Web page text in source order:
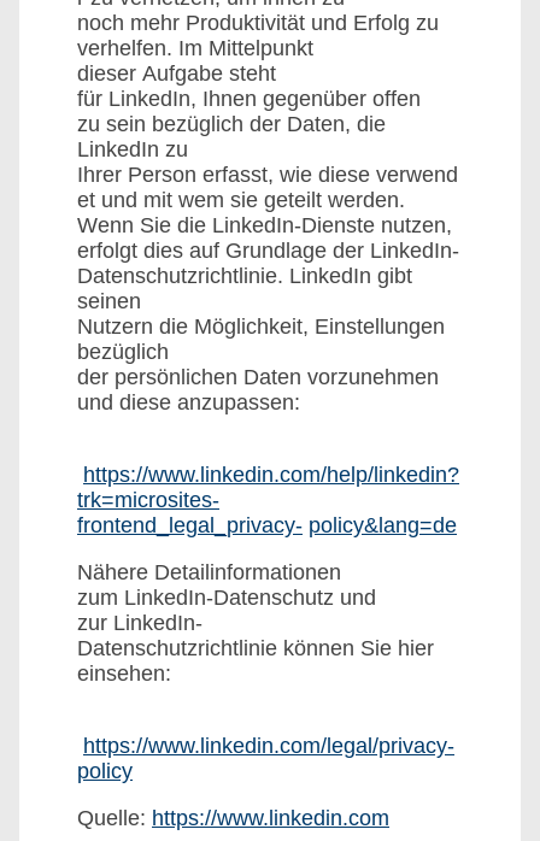
noch mehr Produktivität und Erfolg zu
verhelfen. Im Mittelpunkt
dieser Aufgabe steht
für LinkedIn, Ihnen gegenüber offen
zu sein bezüglich der Daten, die
LinkedIn zu
Ihrer Person erfasst, wie diese verwend
et und mit wem sie geteilt werden.
Wenn Sie die LinkedIn-Dienste nutzen,
erfolgt dies auf Grundlage der LinkedIn-
Datenschutzrichtlinie. LinkedIn gibt
seinen
Nutzern die Möglichkeit, Einstellungen
bezüglich
der persönlichen Daten vorzunehmen
und diese anzupassen:
https://www.linkedin.com/help/linkedin?
trk=microsites-
frontend_legal_privacy- policy&lang=de
Nähere Detailinformationen
zum LinkedIn-Datenschutz und
zur LinkedIn-
Datenschutzrichtlinie können Sie hier
einsehen:
https://www.linkedin.com/legal/privacy-
policy
Quelle: https://www.linkedin.com